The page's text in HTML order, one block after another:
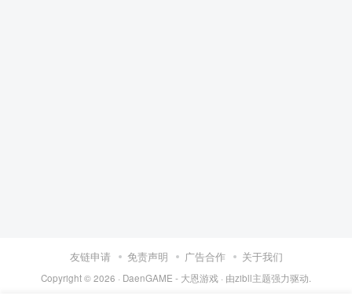
友链申请 免责声明 广告合作 关于我们
Copyright © 2026 · DaenGAME - 大恩游戏 · 由zibll主题强力驱动.